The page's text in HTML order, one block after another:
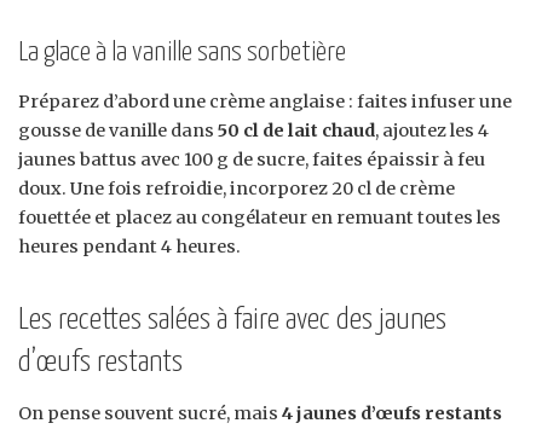
La glace à la vanille sans sorbetière
Préparez d’abord une crème anglaise : faites infuser une
gousse de vanille dans 50 cl de lait chaud, ajoutez les 4
jaunes battus avec 100 g de sucre, faites épaissir à feu
doux. Une fois refroidie, incorporez 20 cl de crème
fouettée et placez au congélateur en remuant toutes les
heures pendant 4 heures.
Les recettes salées à faire avec des jaunes
d’œufs restants
On pense souvent sucré, mais 4 jaunes d’œufs restants